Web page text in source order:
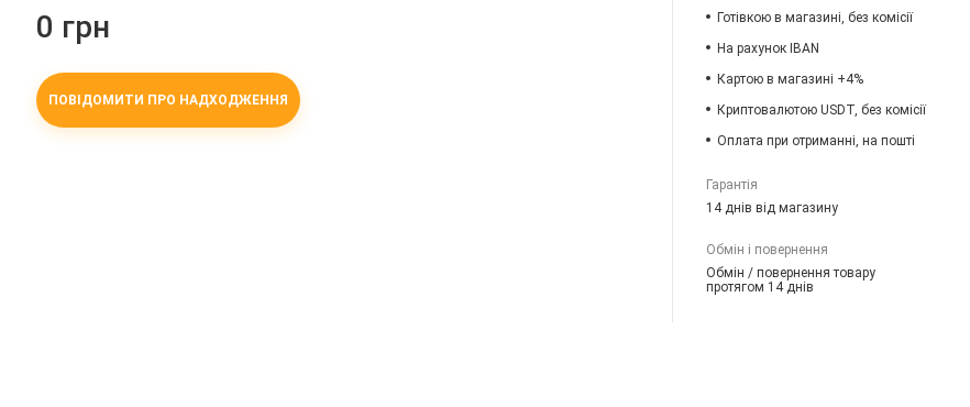
0 грн
ПОВІДОМИТИ ПРО НАДХОДЖЕННЯ
Готівкою в магазині, без комісії
На рахунок IBAN
Картою в магазині +4%
Криптовалютою USDT, без комісії
Оплата при отриманні, на пошті
Гарантія
14 днів від магазину
Обмін і повернення
Обмін / повернення товару
протягом 14 днів